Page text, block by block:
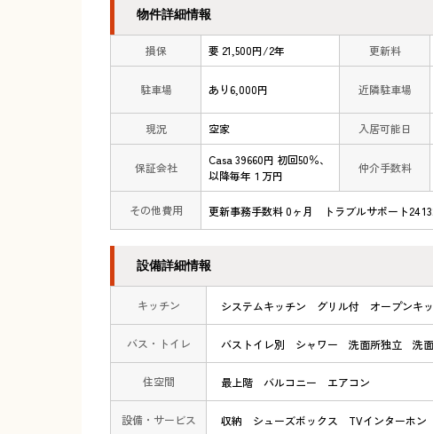
物件詳細情報
損保 要 21,500円/2年 更新料
駐車場 あり6,000円 近隣駐車場
現況 空家 入居可能日
保証会社
Casa 39660円 初回50％、
以降毎年１万円
仲介手数料
その他費用 更新事務手数料 0ヶ月 トラブルサポート24
設備詳細情報
キッチン システムキッチン グリル付 オープンキ
バス・トイレ バストイレ別 シャワー 洗面所独立 洗
住空間 最上階 バルコニー エアコン
設備・サービス 収納 シューズボックス TVインターホン